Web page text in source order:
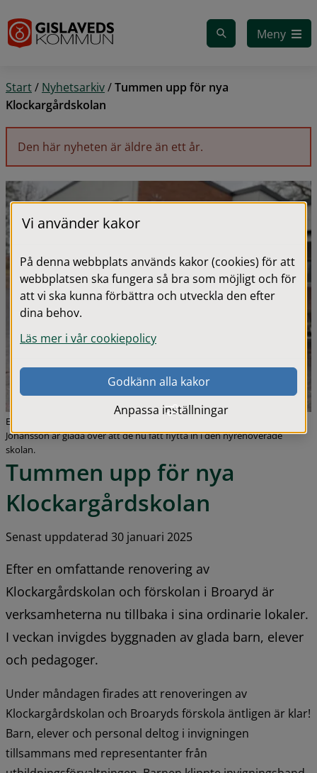
Meny
Start/ Nyhetsarkiv/Tummen upp för nya
Klockargårdskolan
Den här nyheten är äldre än ett år.
Eleverna Eric Poulsen, Lova Eriksson, Albert Moberg Carlsson och Stina
Johansson är glada över att de nu fått flytta in i den nyrenoverade
skolan.
Tummen upp för nya
Klockargårdskolan
Senast uppdaterad 30 januari 2025
Efter en omfattande renovering av
Klockargårdskolan och förskolan i Broaryd är
verksamheterna nu tillbaka i sina ordinarie lokaler.
I veckan invigdes byggnaden av glada barn, elever
och pedagoger.
Under måndagen firades att renoveringen av
Klockargårdskolan och Broaryds förskola äntligen är klar!
Barn, elever och personal deltog i invigningen
tillsammans med representanter från
Vi använder kakor
På denna webbplats används kakor (cookies) för att
webbplatsen ska fungera så bra som möjligt och för
att vi ska kunna förbättra och utveckla den efter
dina behov.
Läs mer i vår cookiepolicy
Godkänn alla kakor
Anpassa inställningar